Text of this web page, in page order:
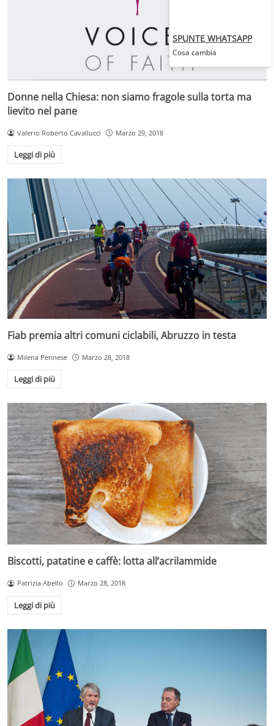
Donne nella Chiesa: non siamo fragole sulla torta ma
lievito nel pane
Valerio Roberto Cavallucci Marzo 29, 2018
Leggi di più
Fiab premia altri comuni ciclabili, Abruzzo in testa
Milena Pennese Marzo 28, 2018
Leggi di più
Biscotti, patatine e caffè: lotta all’acrilammide
Patrizia Abello Marzo 28, 2018
Leggi di più
SPUNTE WHATSAPP
Cosa cambia